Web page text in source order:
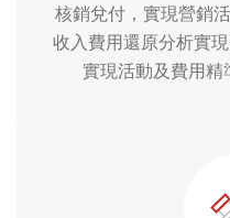
核銷兌付，實現營銷
收入費用還原分析實
實現活動及費用精